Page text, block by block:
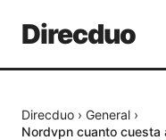
Direcduo
Direcduo › General ›
Nordvpn cuanto cuesta